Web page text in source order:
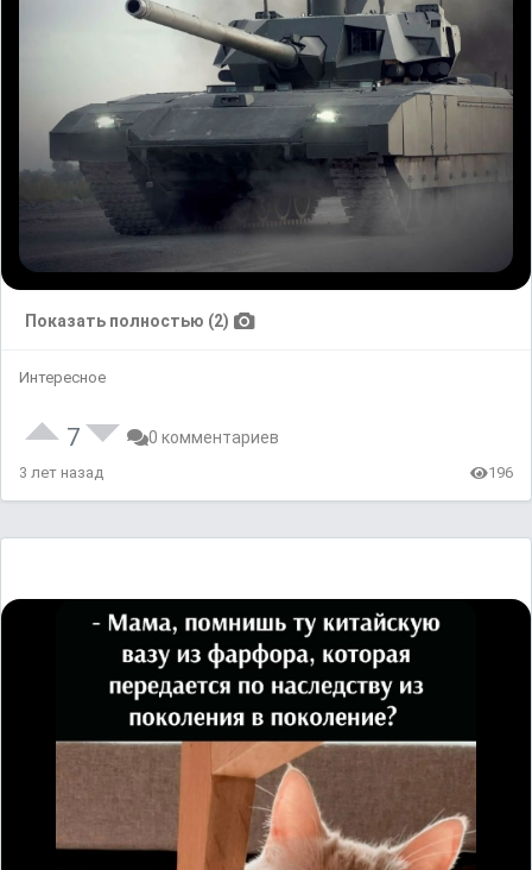
Показать полностью (2)
Интересное
7 0 комментариев
3 лет назад 196